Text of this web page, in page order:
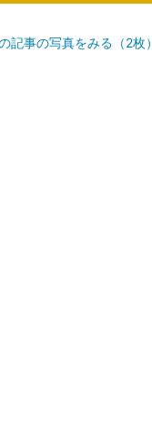
記事の写真をみる（2枚）